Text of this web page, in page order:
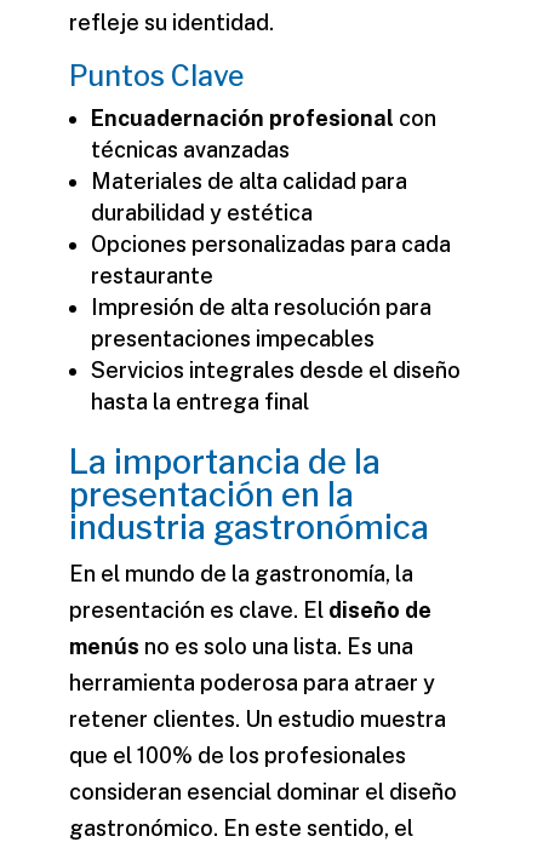
refleje su identidad.
Puntos Clave
Encuadernación profesional con
técnicas avanzadas
Materiales de alta calidad para
durabilidad y estética
Opciones personalizadas para cada
restaurante
Impresión de alta resolución para
presentaciones impecables
Servicios integrales desde el diseño
hasta la entrega final
La importancia de la
presentación en la
industria gastronómica
En el mundo de la gastronomía, la
presentación es clave. El diseño de
menús no es solo una lista. Es una
herramienta poderosa para atraer y
retener clientes. Un estudio muestra
que el 100% de los profesionales
consideran esencial dominar el diseño
gastronómico. En este sentido, el